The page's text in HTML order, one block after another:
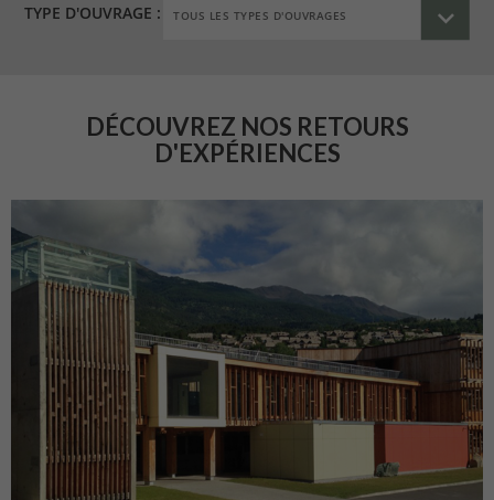
TYPE D'OUVRAGE :
DÉCOUVREZ NOS RETOURS
D'EXPÉRIENCES